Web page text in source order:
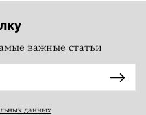
важные статьи
данных